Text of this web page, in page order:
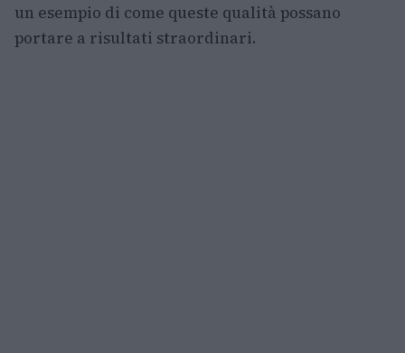
un esempio di come queste qualità possano
portare a risultati straordinari.